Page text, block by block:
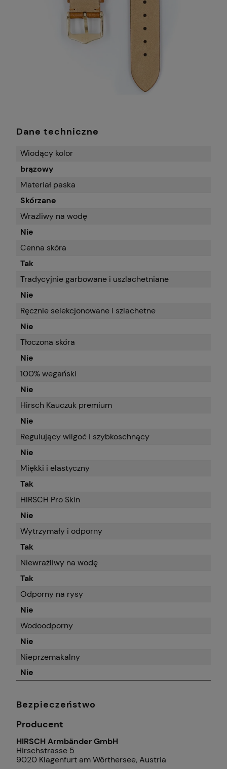
Dane techniczne
Wiodący kolor
brązowy
Materiał paska
Skórzane
Wrażliwy na wodę
Nie
Cenna skóra
Tak
Tradycyjnie garbowane i uszlachetniane
Nie
Ręcznie selekcjonowane i szlachetne
Nie
Tłoczona skóra
Nie
100% wegański
Nie
Hirsch Kauczuk premium
Nie
Regulujący wilgoć i szybkoschnący
Nie
Miękki i elastyczny
Tak
HIRSCH Pro Skin
Nie
Wytrzymały i odporny
Tak
Niewrażliwy na wodę
Tak
Odporny na rysy
Nie
Wodoodporny
Nie
Nieprzemakalny
Nie
Bezpieczeństwo
Producent
HIRSCH Armbänder GmbH
Hirschstrasse 5
9020 Klagenfurt am Wörthersee, Austria